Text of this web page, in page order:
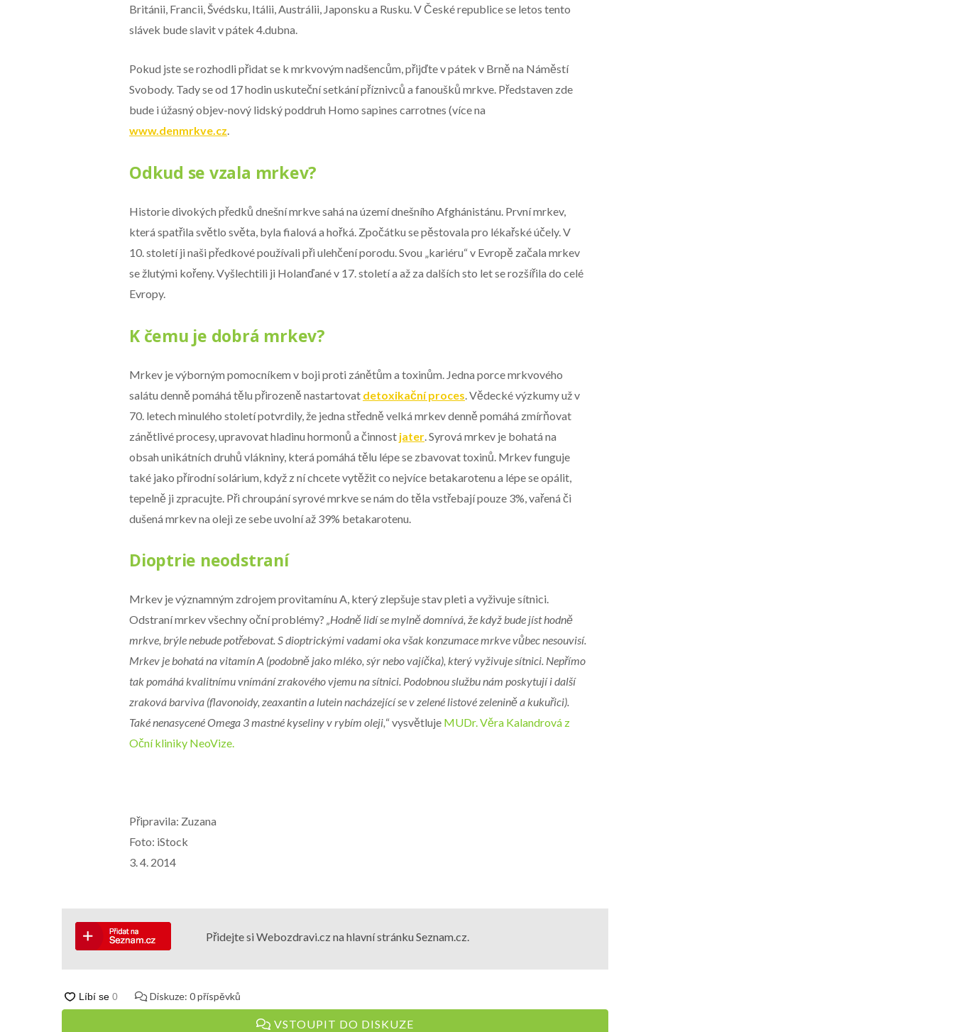
Británii, Francii, Švédsku, Itálii, Austrálii, Japonsku a Rusku. V České republice se letos tento
slávek bude slavit v pátek 4.dubna.
Pokud jste se rozhodli přidat se k mrkvovým nadšencům, přijďte v pátek v Brně na Náměstí
Svobody. Tady se od 17 hodin uskuteční setkání příznivců a fanoušků mrkve. Představen zde
bude i úžasný objev-nový lidský poddruh Homo sapines carrotnes (více na
www.denmrkve.cz.
Odkud se vzala mrkev?
Historie divokých předků dnešní mrkve sahá na území dnešního Afghánistánu. První mrkev,
která spatřila světlo světa, byla fialová a hořká. Zpočátku se pěstovala pro lékařské účely. V
10. století ji naši předkové používali při ulehčení porodu. Svou „kariéru“ v Evropě začala mrkev
se žlutými kořeny. Vyšlechtili ji Holanďané v 17. století a až za dalších sto let se rozšířila do celé
Evropy.
K čemu je dobrá mrkev?
Mrkev je výborným pomocníkem v boji proti zánětům a toxinům. Jedna porce mrkvového
salátu denně pomáhá tělu přirozeně nastartovat detoxikační proces . Vědecké výzkumy už v
70. letech minulého století potvrdily, že jedna středně velká mrkev denně pomáhá zmírňovat
zánětlivé procesy, upravovat hladinu hormonů a činnost jater. Syrová mrkev je bohatá na
obsah unikátních druhů vlákniny, která pomáhá tělu lépe se zbavovat toxinů. Mrkev funguje
také jako přírodní solárium, když z ní chcete vytěžit co nejvíce betakarotenu a lépe se opálit,
tepelně ji zpracujte. Při chroupání syrové mrkve se nám do těla vstřebají pouze 3%, vařená či
dušená mrkev na oleji ze sebe uvolní až 39% betakarotenu.
Dioptrie neodstraní
Mrkev je významným zdrojem provitamínu A, který zlepšuje stav pleti a vyživuje sítnici.
Odstraní mrkev všechny oční problémy? „Hodně lidí se mylně domnívá, že když bude jíst hodně
mrkve, brýle nebude potřebovat. S dioptrickými vadami oka však konzumace mrkve vůbec nesouvisí.
Mrkev je bohatá na vitamín A (podobně jako mléko, sýr nebo vajíčka), který vyživuje sítnici. Nepřímo
tak pomáhá kvalitnímu vnímání zrakového vjemu na sítnici. Podobnou službu nám poskytují i další
zraková barviva (flavonoidy, zeaxantin a lutein nacházející se v zelené listové zelenině a kukuřici).
Také nenasycené Omega 3 mastné kyseliny v rybím oleji,“ vysvětluje MUDr. Věra Kalandrová z
Oční kliniky NeoVize.
Připravila: Zuzana
Foto: iStock
3. 4. 2014
Přidejte si Webozdravi.cz na hlavní stránku Seznam.cz.
Diskuze: 0příspěvků
VSTOUPIT DO DISKUZE